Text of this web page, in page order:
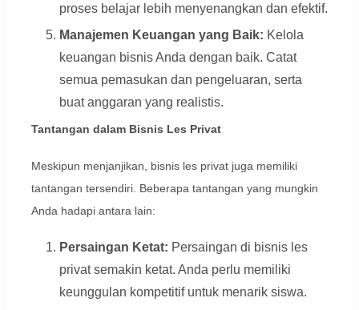
proses belajar lebih menyenangkan dan efektif.
Manajemen Keuangan yang Baik: Kelola
keuangan bisnis Anda dengan baik. Catat
semua pemasukan dan pengeluaran, serta
buat anggaran yang realistis.
Tantangan dalam Bisnis Les Privat
Meskipun menjanjikan, bisnis les privat juga memiliki
tantangan tersendiri. Beberapa tantangan yang mungkin
Anda hadapi antara lain:
Persaingan Ketat: Persaingan di bisnis les
privat semakin ketat. Anda perlu memiliki
keunggulan kompetitif untuk menarik siswa.